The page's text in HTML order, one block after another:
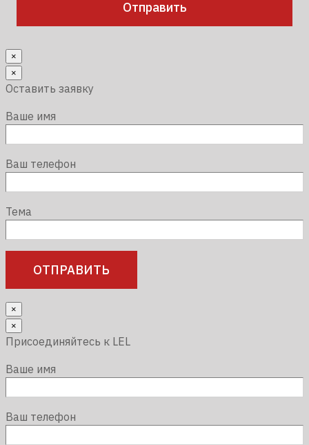
×
×
Оставить заявку
Ваше имя
Ваш телефон
Тема
×
×
Присоединяйтесь к LEL
Ваше имя
Ваш телефон